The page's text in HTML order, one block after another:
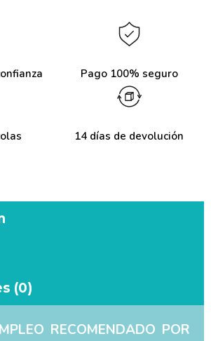
Pago 100% seguro
14 días de devolución
(0)
RECOMENDADO POR